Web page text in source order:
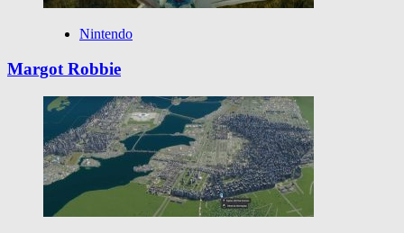
Nintendo
Margot Robbie